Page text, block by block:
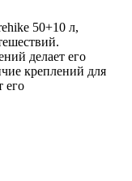
50+10 л,
делает его
креплений для
его